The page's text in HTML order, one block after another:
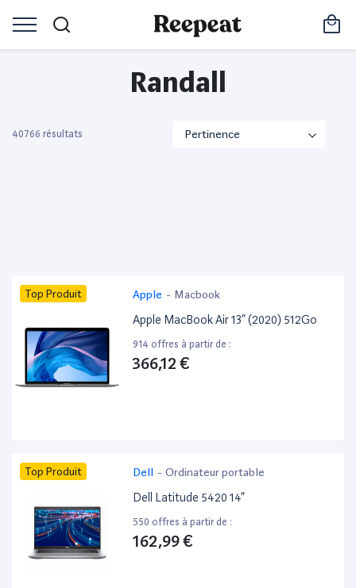
Randall
40766 résultats
Top Produit Apple - Macbook
Apple MacBook Air 13” (2020) 512Go
914 offres à partir de :
366,12 €
Top Produit Dell - Ordinateur portable
Dell Latitude 5420 14”
550 offres à partir de :
162,99 €